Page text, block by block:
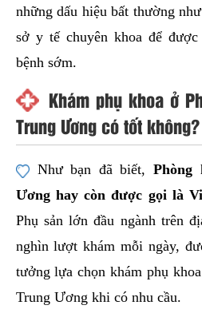
những dấu hiệu bất thường
sở y tế chuyên khoa để
bệnh sớm.
Khám phụ khoa ở
Trung Ương có tốt không?
Như bạn đã biết,Phòng
Ương hay còn được gọi là
Phụ sản lớn đầu ngành trên
nghìn lượt khám mỗi ngày,
tưởng lựa chọn khám phụ
Trung Ương khi có nhu cầu.